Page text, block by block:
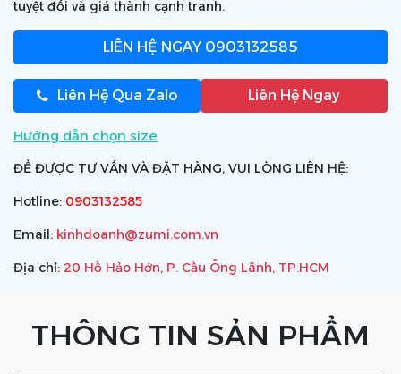
tuyệt đối và giá thành cạnh tranh.
LIÊN HỆ NGAY 0903132585
Liên Hệ Qua Zalo Liên Hệ Ngay
Hướng dẫn chọn size
ĐỂ ĐƯỢC TƯ VẤN VÀ ĐẶT HÀNG, VUI LÒNG LIÊN HỆ:
Hotline: 0903132585
Email: kinhdoanh@zumi.com.vn
Địa chỉ: 20 Hồ Hảo Hớn, P. Cầu Ông Lãnh, TP.HCM
THÔNG TIN SẢN PHẨM